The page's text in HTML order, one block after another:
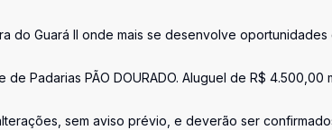
do Guará II onde mais se desenvolve
Padarias PÃO DOURADO. Aluguel de R$ 4.500,00
sem aviso prévio, e deverão ser